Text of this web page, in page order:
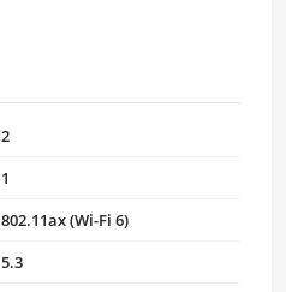
2
1
802.11ax (Wi-Fi 6)
5.3